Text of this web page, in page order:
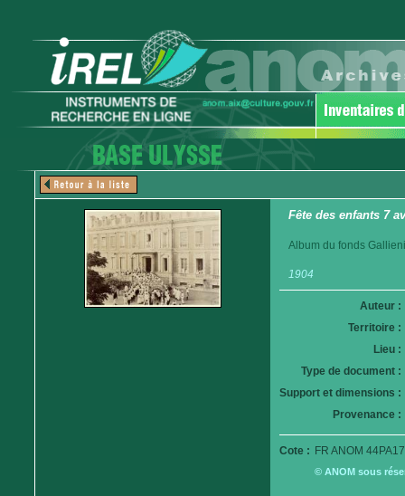
Fête des enfants 7
Album du fonds
1904
Auteur :
Territoire :
Lieu :
Type de document :
Support et dimensions :
Provenance :
Cote : FR ANOM
© ANOM sous